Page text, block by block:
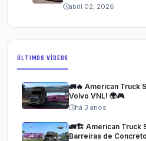
abril 02, 2026
ÚLTIMOS VÍDEOS
🚛🔥 American Truck
Volvo VNL! 🌍🎮
há 3 anos
🚛🏗️ American Truck
Barreiras de